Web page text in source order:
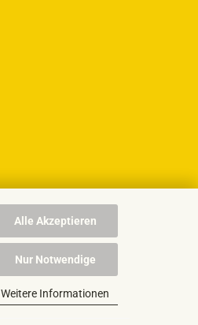
Alle Akzeptieren
Nur Notwendige
Weitere Informationen